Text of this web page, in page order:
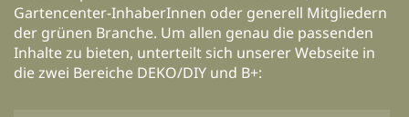
Gartencenter-InhaberInnen oder generell Mitgliedern
der grünen Branche. Um allen genau die passenden
Inhalte zu bieten, unterteilt sich unserer Webseite in
die zwei Bereiche DEKO/DIY und B+: